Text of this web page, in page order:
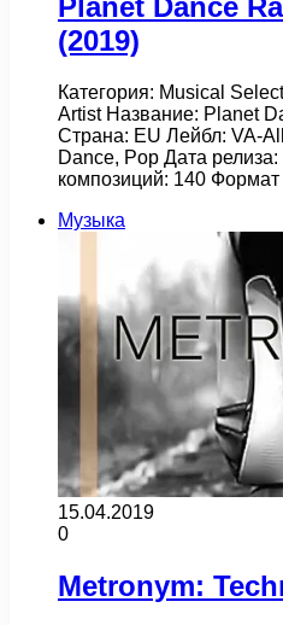
Planet Dance
(2019)
Категория: Musical
Artist Название: Planet
Страна: EU Лейбл: VA-
Dance, Pop Дата
композиций: 140
Музыка
15.04.2019
0
Metronym: